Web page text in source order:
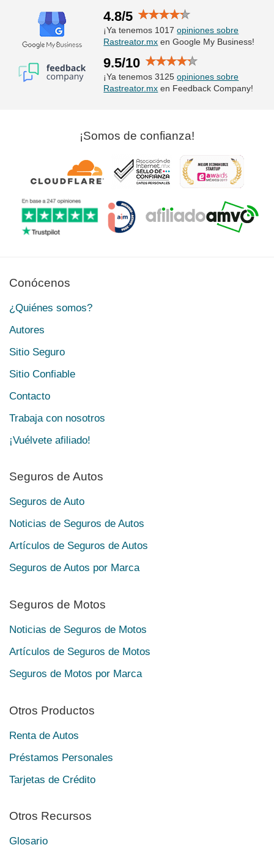
4.8/5
¡Ya tenemos 1017opiniones sobre
Rastreator.mx en Google My Business!
9.5/10
¡Ya tenemos 3125opiniones sobre
Rastreator.mx en Feedback Company!
¡Somos de confianza!
Conócenos
¿Quiénes somos?
Autores
Sitio Seguro
Sitio Confiable
Contacto
Trabaja con nosotros
¡Vuélvete afiliado!
Seguros de Autos
Seguros de Auto
Noticias de Seguros de Autos
Artículos de Seguros de Autos
Seguros de Autos por Marca
Seguros de Motos
Noticias de Seguros de Motos
Artículos de Seguros de Motos
Seguros de Motos por Marca
Otros Productos
Renta de Autos
Préstamos Personales
Tarjetas de Crédito
Otros Recursos
Glosario